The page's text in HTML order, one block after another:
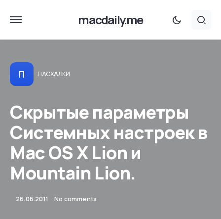
macdaily.me
П ПАСХАЛКИ
Скрытые параметры
Системных настроек в
Mac OS X Lion и
Mountain Lion.
26.06.2011 No comments